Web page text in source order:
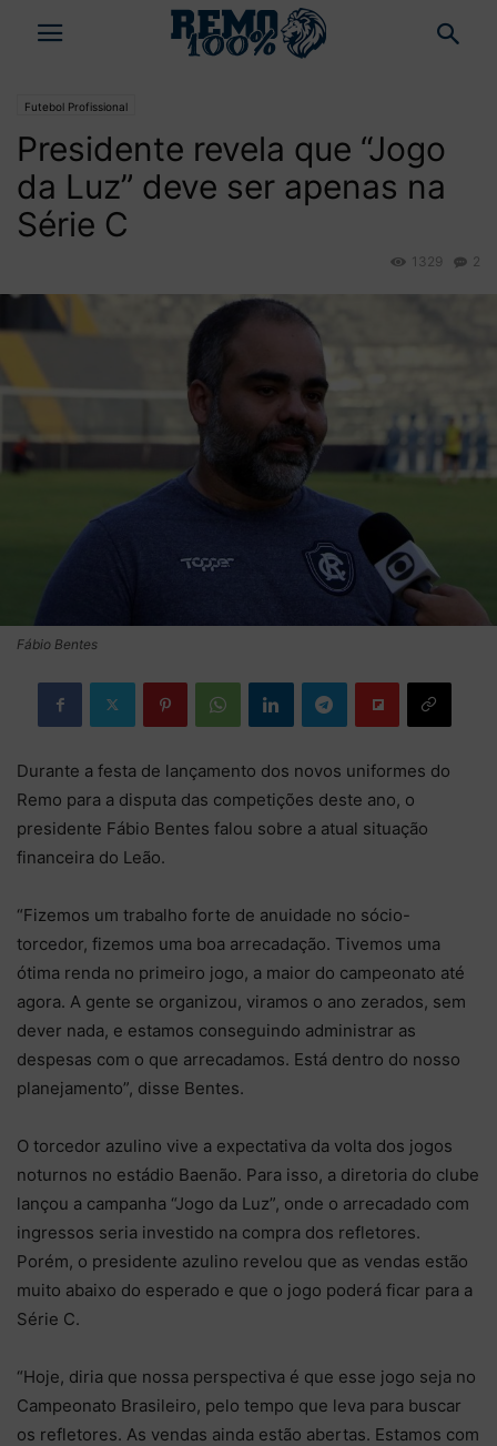
Futebol Profissional
Presidente revela que “Jogo
da Luz” deve ser apenas na
Série C
2
1329
Fábio Bentes
Durante a festa de lançamento dos novos uniformes do
Remo para a disputa das competições deste ano, o
presidente Fábio Bentes falou sobre a atual situação
financeira do Leão.
“Fizemos um trabalho forte de anuidade no sócio-
torcedor, fizemos uma boa arrecadação. Tivemos uma
ótima renda no primeiro jogo, a maior do campeonato até
agora. A gente se organizou, viramos o ano zerados, sem
dever nada, e estamos conseguindo administrar as
despesas com o que arrecadamos. Está dentro do nosso
planejamento”, disse Bentes.
O torcedor azulino vive a expectativa da volta dos jogos
noturnos no estádio Baenão. Para isso, a diretoria do clube
lançou a campanha “Jogo da Luz”, onde o arrecadado com
ingressos seria investido na compra dos refletores.
Porém, o presidente azulino revelou que as vendas estão
muito abaixo do esperado e que o jogo poderá ficar para a
Série C.
“Hoje, diria que nossa perspectiva é que esse jogo seja no
Campeonato Brasileiro, pelo tempo que leva para buscar
os refletores. As vendas ainda estão abertas. Estamos com